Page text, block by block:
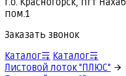
г.о. Красногорск, пгт
пом.1
Заказать звонок
Каталог
Каталог
Листовой лоток "ПЛЮС"